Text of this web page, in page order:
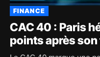
FINANCE
CAC 40 : Paris
points après